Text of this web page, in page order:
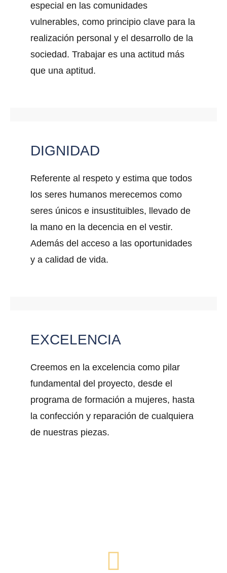
especial en las comunidades
vulnerables, como principio clave para la
realización personal y el desarrollo de la
sociedad. Trabajar es una actitud más
que una aptitud.
DIGNIDAD
Referente al respeto y estima que todos
los seres humanos merecemos como
seres únicos e insustituibles, llevado de
la mano en la decencia en el vestir.
Además del acceso a las oportunidades
y a calidad de vida.
EXCELENCIA
Creemos en la excelencia como pilar
fundamental del proyecto, desde el
programa de formación a mujeres, hasta
la confección y reparación de cualquiera
de nuestras piezas.